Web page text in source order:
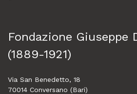
Fondazione Giuseppe
(1889-1921)
Via San Benedetto, 18
70014 Conversano (Bari)